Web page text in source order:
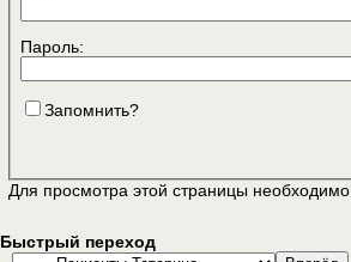
Пароль:
Запомнить?
Для просмотра этой страницы необходимо
Быстрый переход